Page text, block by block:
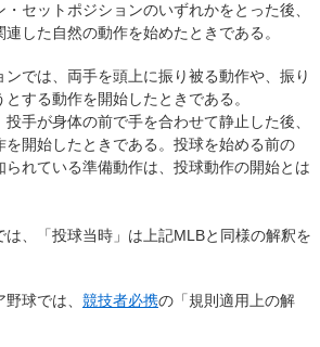
セットポジションのいずれかをとった後、
した自然の動作を始めたときである。
ンでは、両手を頭上に振り被る動作や、振り
する動作を開始したときである。
手が身体の前で手を合わせて静止した後、
開始したときである。投球を始める前の
られている準備動作は、投球動作の開始とは
は、「投球当時」は上記MLBと同様の解釈を
球では、 競技者必携の「規則適用上の解